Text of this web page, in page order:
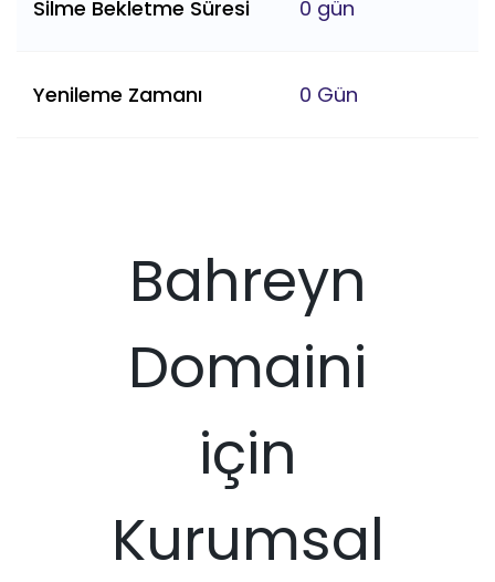
Silme Bekletme Süresi 0 gün
Yenileme Zamanı 0 Gün
Bahreyn
Domaini
için
Kurumsal